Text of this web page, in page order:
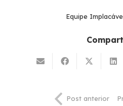
Equipe
Post anterior